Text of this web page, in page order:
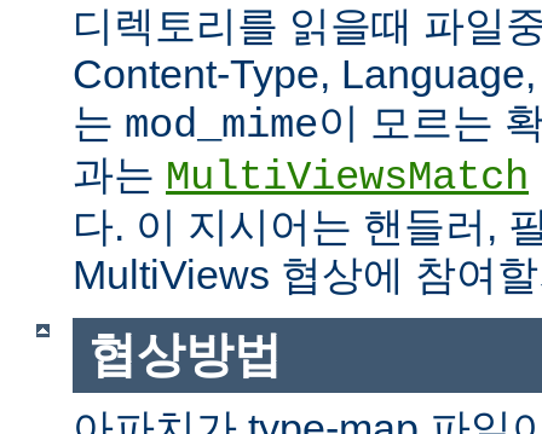
디렉토리를 읽을때 파일
Content-Type,
는 mod_mime이 모르는
과는 MultiViewsMatch
다. 이 지시어는 핸들러,
MultiViews 협상에 참여
협상방법